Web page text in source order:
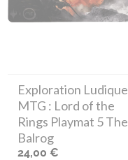
Exploration Ludique
MTG : Lord of the
Rings Playmat 5 The
Balrog
24,00 €